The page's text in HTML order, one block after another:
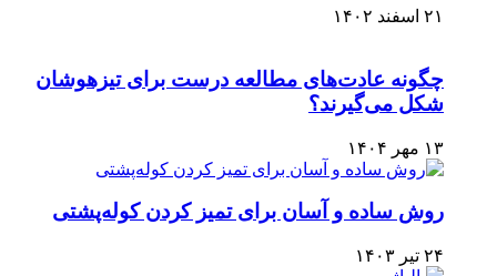
۲۱ اسفند ۱۴۰۲
چگونه عادت‌های مطالعه درست برای تیزهوشان
شکل می‌گیرند؟
۱۳ مهر ۱۴۰۴
روش ساده و آسان برای تمیز کردن کوله‌پشتی
۲۴ تیر ۱۴۰۳